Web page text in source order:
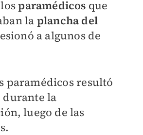
losparamédicos que
la plancha del
a algunos de
paramédicos resultó
durante la
luego de las